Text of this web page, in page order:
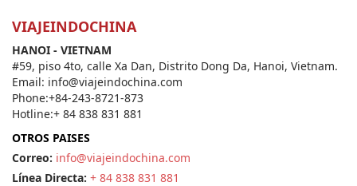
VIAJEINDOCHINA
HANOI - VIETNAM
#59, piso 4to, calle Xa Dan, Distrito Dong Da, Hanoi, Vietnam.
Email: info@viajeindochina.com
Phone:+84-243-8721-873
Hotline:+ 84 838 831 881
OTROS PAISES
Correo: info@viajeindochina.com
Línea Directa: + 84 838 831 881